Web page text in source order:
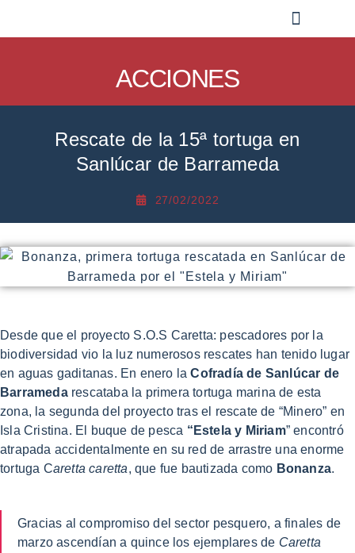
ACCIONES
Rescate de la 15ª tortuga en
Sanlúcar de Barrameda
27/02/2022
Desde que el proyecto S.O.S Caretta: pescadores por la
biodiversidad vio la luz numerosos rescates han tenido lugar
en aguas gaditanas. En enero laCofradía de Sanlúcar de
Barramedarescataba la primera tortuga marina de esta
zona, la segunda del proyecto tras el rescate de “Minero” en
Isla Cristina. El buque de pesca “Estela y Miriam” encontró
atrapada accidentalmente en su red de arrastre una enorme
tortuga Caretta caretta, que fue bautizada como Bonanza.
Gracias al compromiso del sector pesquero, a finales de
marzo ascendían a quince los ejemplares de Caretta